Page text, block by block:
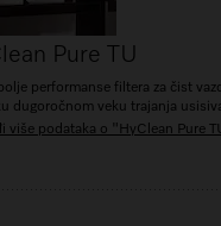
Pure TU
performanse filtera za čist
dugoročnom veku trajanja
više podataka o "HyClean Pure